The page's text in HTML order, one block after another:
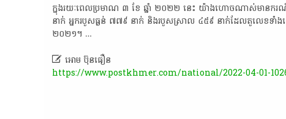
ក្នុង​រយៈពេល​ប្រមាណ ៣ ​ខែ ឆ្នាំ​ ២០២២ ​នេះ យ៉ាង​ហោចណាស់​មាន​ករណី​
នាក់ អ្នករបួសធ្ងន់​ ៧៧៩ ​នាក់ និង​របួសស្រាល​ ៤៥៩​ នាក់​ដែល​តួលេខ​ទាំងនេ
២០២១​។ …
អោម ប៊ុនធឿន
https://www.postkhmer.com/national/2022-04-01-